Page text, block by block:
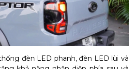
đèn LED phanh, đèn LED lùi và